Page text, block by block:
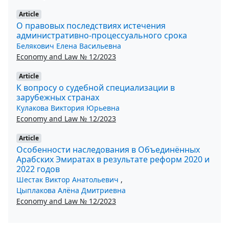
Article
О правовых последствиях истечения
административно-процессуального срока
Белякович Елена Васильевна
Economy and Law № 12/2023
Article
К вопросу о судебной специализации в
зарубежных странах
Кулакова Виктория Юрьевна
Economy and Law № 12/2023
Article
Особенности наследования в Объединённых
Арабских Эмиратах в результате реформ 2020 и
2022 годов
Шестак Виктор Анатольевич ,
Цыплакова Алёна Дмитриевна
Economy and Law № 12/2023